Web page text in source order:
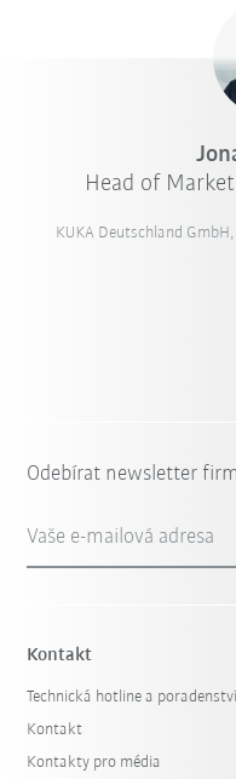
Head of
KUKA Deutschland
Odebírat newsletter
Vaše e-mailová adresa
Kontakt
Technická hotline a poradenství
Kontakt
Kontakty pro média